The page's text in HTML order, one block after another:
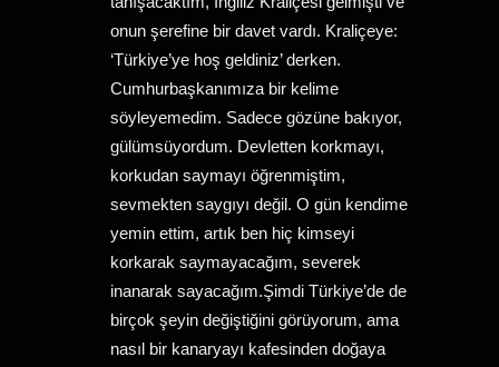
onun şerefine bir davet vardı. Kraliçeye:
‘Türkiye’ye hoş geldiniz’ derken.
Cumhurbaşkanımıza bir kelime
söyleyemedim. Sadece gözüne bakıyor,
gülümsüyordum. Devletten korkmayı,
korkudan saymayı öğrenmiştim,
sevmekten saygıyı değil. O gün kendime
yemin ettim, artık ben hiç kimseyi
korkarak saymayacağım, severek
inanarak sayacağım.Şimdi Türkiye’de de
birçok şeyin değiştiğini görüyorum, ama
nasıl bir kanaryayı kafesinden doğaya